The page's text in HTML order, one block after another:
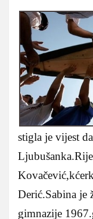
stigla je vijest
Derić.Sabina je
gimnazije